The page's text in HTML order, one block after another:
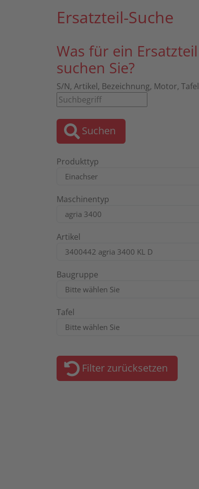
Ersatzteil-Suche
Was für ein Ersatzteil
suchen Sie?
S/N, Artikel, Bezeichnung, Motor, Tafel
Suchen
Produkttyp
Maschinentyp
Artikel
Baugruppe
Tafel
Filter zurücksetzen